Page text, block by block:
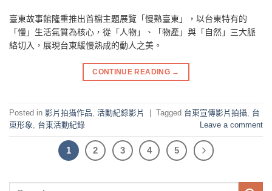
臺東故事館隆重推出首檔主題展覽「慢熟臺東」，以台東特有的
「慢」生活氣質為核心，從「人物」、「物產」與「自然」三大脈
絡切入，展現台東緩慢熟成的動人之美。
CONTINUE READING →
Posted in 影片拍攝作品, 活動紀錄影片 Tagged 台東宣傳影片拍攝, 台
東形象, 台東活動紀錄 Leave a comment
1 2 3 4 5